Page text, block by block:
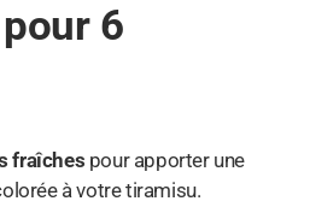
6
fraîches pour apporter une
à votre tiramisu.